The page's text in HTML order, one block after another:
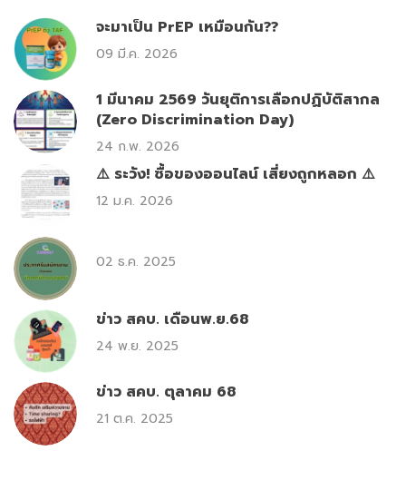
จะมาเป็น PrEP เหมือนกัน??
09 มี.ค. 2026
1 มีนาคม 2569 วันยุติการเลือกปฏิบัติสากล
(Zero Discrimination Day)
24 ก.พ. 2026
⚠️ ระวัง! ซื้อของออนไลน์ เสี่ยงถูกหลอก ⚠️
12 ม.ค. 2026
02 ธ.ค. 2025
ข่าว สคบ. เดือนพ.ย.68
24 พ.ย. 2025
ข่าว สคบ. ตุลาคม 68
21 ต.ค. 2025